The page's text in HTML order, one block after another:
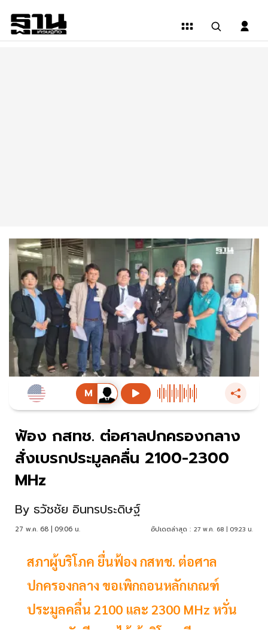
ฟ้อง กสทช. ต่อศาลปกครองกลาง
สั่งเบรกประมูลคลื่น 2100-2300
MHz
By ธวัชชัย อินทรประดิษฐ์
27 พ.ค. 68 | 09:06 น. อัปเดตล่าสุด : 27 พ.ค. 68 | 09:23 น.
สภาผู้บริโภค ยื่นฟ้อง กสทช. ต่อศาล
ปกครองกลาง ขอเพิกถอนหลักเกณฑ์
ประมูลคลื่น 2100 และ 2300 MHz หวั่น